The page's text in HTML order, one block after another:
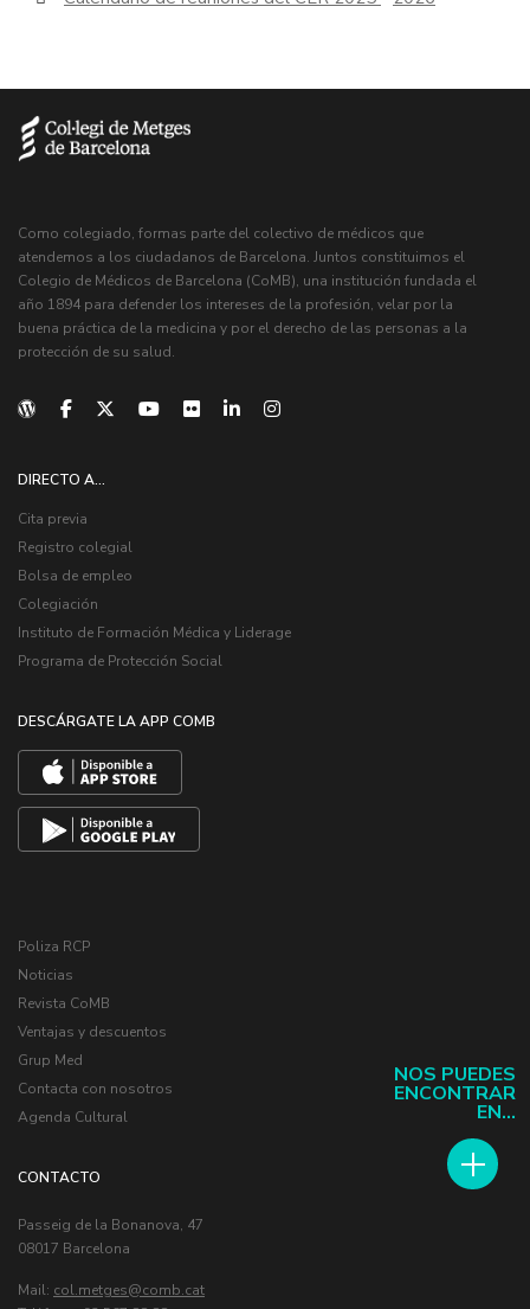
NOS PUEDES
ENCONTRAR
EN...
Como colegiado, formas parte del colectivo de médicos que
atendemos a los ciudadanos de Barcelona. Juntos constituimos el
Colegio de Médicos de Barcelona (CoMB), una institución fundada el
año 1894 para defender los intereses de la profesión, velar por la
buena práctica de la medicina y por el derecho de las personas a la
protección de su salud.
DIRECTO A...
Cita previa
Registro colegial
Bolsa de empleo
Colegiación
Instituto de Formación Médica y Liderage
Programa de Protección Social
DESCÁRGATE LA APP COMB
Poliza RCP
Noticias
Revista CoMB
Ventajas y descuentos
Grup Med
Contacta con nosotros
Agenda Cultural
CONTACTO
Passeig de la Bonanova, 47
08017 Barcelona
Mail: col.metges